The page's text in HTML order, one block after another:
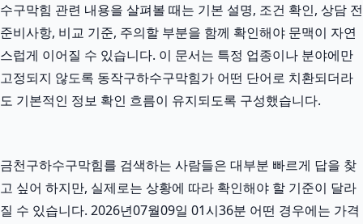
수구막힘 관련 내용을 살펴볼 때는 기본 설명, 조건 확인, 상담 전
준비사항, 비교 기준, 주의할 부분을 함께 확인해야 문맥이 자연
스럽게 이어질 수 있습니다. 이 문서는 특정 업종이나 분야에만
고정되지 않도록 동작구하수구막힘가 어떤 단어로 치환되더라
도 기본적인 정보 확인 흐름이 유지되도록 구성했습니다.
금천구하수구막힘를 검색하는 사람들은 대부분 빠르게 답을 찾
고 싶어 하지만, 실제로는 상황에 따라 확인해야 할 기준이 달라
질 수 있습니다. 2026년07월09일 01시36분 어떤 경우에는 가격